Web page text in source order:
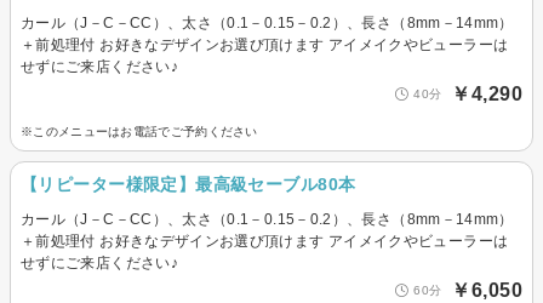
カール（J－C－CC）、太さ（0.1－0.15－0.2）、長さ（8mm－14mm）
＋前処理付 お好きなデザインお選び頂けます アイメイクやビューラーは
せずにご来店ください♪
40分 ￥4,290
※このメニューはお電話でご予約ください
【リピーター様限定】最高級セーブル80本
カール（J－C－CC）、太さ（0.1－0.15－0.2）、長さ（8mm－14mm）
＋前処理付 お好きなデザインお選び頂けます アイメイクやビューラーは
せずにご来店ください♪
60分 ￥6,050